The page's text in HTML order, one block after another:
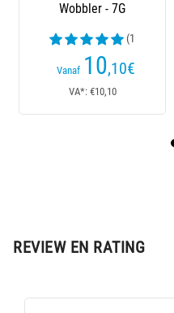
Daiwa Prorex -
(1
beoordelingen)
65,50 €
VA*: €94,80
REVIEW EN RATING